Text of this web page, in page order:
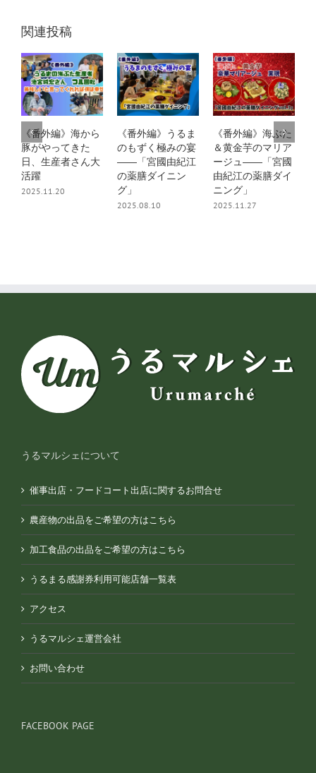
関連投稿
《番外編》海から
豚がやってきた
日、生産者さん大
活躍
2025.11.20
《番外編》うるま
のもずく極みの宴
――「宮國由紀江
の薬膳ダイニン
グ」
2025.08.10
《番外編》海ぶた
＆黄金芋のマリア
ージュ――「宮國
由紀江の薬膳ダイ
ニング」
2025.11.27
うるマルシェについて
催事出店・フードコート出店に関するお問合せ
農産物の出品をご希望の方はこちら
加工食品の出品をご希望の方はこちら
うるまる感謝券利用可能店舗一覧表
アクセス
うるマルシェ運営会社
お問い合わせ
FACEBOOK PAGE